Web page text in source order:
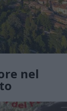
nel